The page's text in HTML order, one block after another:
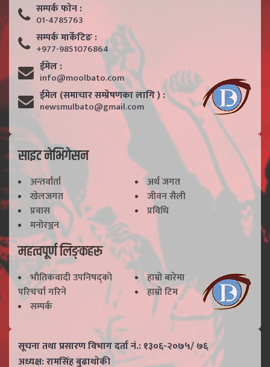
सम्पर्क फाेन :
01-4785763
सम्पर्क मार्केटिङ :
+977-9851076864
ईमेल :
info@moolbato.com
ईमेल (समाचार सम्प्रेषणका लागि ) :
newsmulbato@gmail.com
साइट नेभिगेसन
अन्तर्वार्ता
अर्थ जगत
खेलजगत
जीवन सैली
प्रवास
प्रविधि
मनोरञ्जन
महत्वपूर्ण लिङ्कहरू
भाैतिकवादी उपनिषद्काे
परिचर्चा गरिने
हाम्राे बारेमा
हाम्राे टिम
सम्पर्क
सूचना तथा प्रसारण विभाग दर्ता नं.: १३०६-२०७५/ ७६
अध्यक्ष: रामसिंह बुढाथाेकी